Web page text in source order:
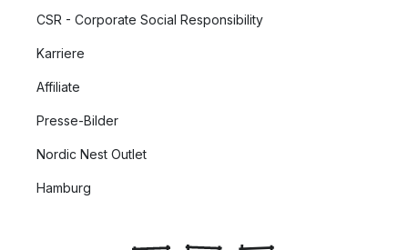
CSR - Corporate Social Responsibility
Karriere
Affiliate
Presse-Bilder
Nordic Nest Outlet
Hamburg